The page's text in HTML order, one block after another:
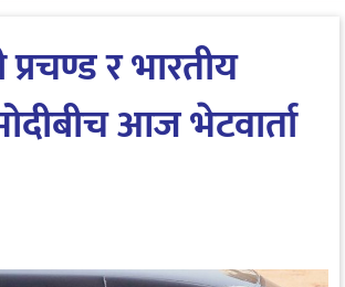
प्रचण्ड र भारतीय
आज भेटवार्ता